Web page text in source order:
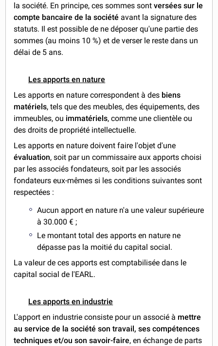
la société. En principe, ces sommes sontversées sur le
compte bancaire de la société avant la signature des
statuts. Il est possible de ne déposer qu'une partie des
sommes (au moins 10 %) et de verser le reste dans un
délai de 5 ans.
Les apports en nature
Les apports en nature correspondent à des biens
matériels, tels que des meubles, des équipements, des
immeubles, ou immatériels, comme une clientèle ou
des droits de propriété intellectuelle.
Les apports en nature doivent faire l'objet d'une
évaluation, soit par un commissaire aux apports choisi
par les associés fondateurs, soit par les associés
fondateurs eux-mêmes si les conditions suivantes sont
respectées :
Aucun apport en nature n'a une valeur supérieure
à 30.000 € ;
Le montant total des apports en nature ne
dépasse pas la moitié du capital social.
La valeur de ces apports est comptabilisée dans le
capital social de l'EARL.
Les apports en industrie
L'apport en industrie consiste pour un associé à mettre
au service de la société son travail, ses compétences
techniques et/ou son savoir-faire, en échange de parts